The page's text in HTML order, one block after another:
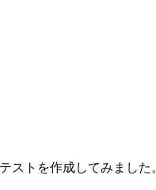
ストを作成してみました。